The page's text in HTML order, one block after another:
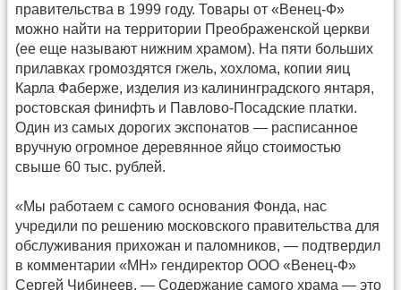
правительства в 1999 году. Товары от «Венец-Ф»
можно найти на территории Преображенской церкви
(ее еще называют нижним храмом). На пяти больших
прилавках громоздятся гжель, хохлома, копии яиц
Карла Фаберже, изделия из калининградского янтаря,
ростовская финифть и Павлово-Посадские платки.
Один из самых дорогих экспонатов — расписанное
вручную огромное деревянное яйцо стоимостью
свыше 60 тыс. рублей.
«Мы работаем с самого основания Фонда, нас
учредили по решению московского правительства для
обслуживания прихожан и паломников, — подтвердил
в комментарии «МН» гендиректор ООО «Венец-Ф»
Сергей Чибинеев. — Содержание самого храма — это